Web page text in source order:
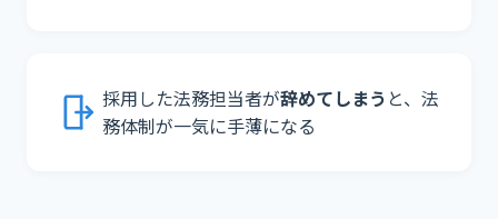
採用した法務担当者が辞めてしまう と、法
務体制が一気に手薄になる